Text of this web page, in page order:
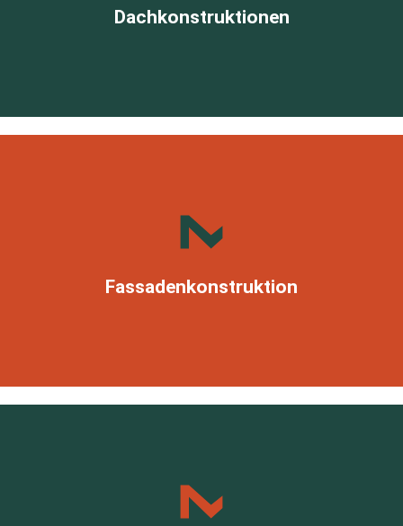
Dachkonstruktionen
Fassadenkonstruktion
- Klimafreundlich & ressourcenschonend
- Effiziente Modernisierung